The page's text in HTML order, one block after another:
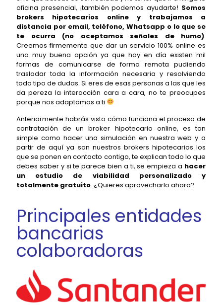
oficina presencial, ¡también podemos ayudarte! Somos
brokers hipotecarios online y trabajamos a
distancia por email, teléfono, Whatsapp o lo que se
te ocurra (no aceptamos señales de humo).
Creemos firmemente que dar un servicio 100% online es
una muy buena opción ya que hoy en día existen mil
formas de comunicarse de forma remota pudiendo
trasladar toda la información necesaria y resolviendo
todo tipo de dudas. Si eres de esas personas a las que les
da pereza la interacción cara a cara, no te preocupes
porque nos adaptamos a ti
Anteriormente habrás visto cómo funciona el proceso de
contratación de un broker hipotecario online, es tan
simple como hacer una simulación en nuestra web y a
partir de aquí ya son nuestros brokers hipotecarios los
que se ponen en contacto contigo, te explican todo lo que
debes saber y si te parece bien a ti, se empieza a hacer
un estudio de viabilidad personalizado y
totalmente gratuito. ¿Quieres aprovecharlo ahora?
Principales entidades
bancarias
colaboradoras